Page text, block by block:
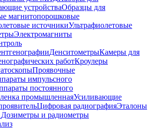
устройстваОбразцы для
магнитопорошковые
источникиУльтрафиолетовые
Электромагниты
ДенситометрыКамеры для
работКроулеры
Проявочные
импульсного
постоянного
промышленнаяУсиливающие
Цифровая радиографияЭталоны
Дозиметры и радиометры